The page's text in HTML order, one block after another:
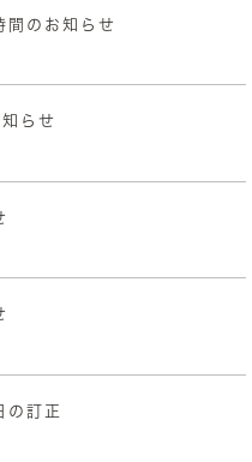
間のお知らせ
らせ
の訂正